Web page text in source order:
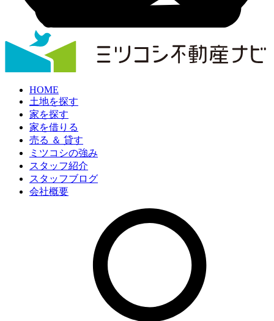
HOME
土地を探す
家を探す
家を借りる
売る ＆ 貸す
ミツコシの強み
スタッフ紹介
スタッフブログ
会社概要